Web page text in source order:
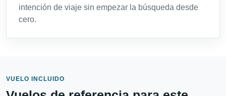
intención de viaje sin empezar la búsqueda desde
cero.
VUELO INCLUIDO